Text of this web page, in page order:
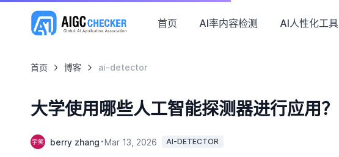
首页 AI率内容检测 AI人性化工具
首页 博客 ai-detector
大学使用哪些人工智能探测器进行应用？
berry zhang Mar 13, 2026 AI-DETECTOR